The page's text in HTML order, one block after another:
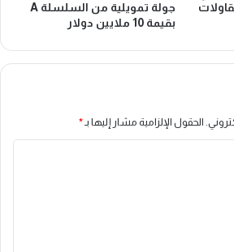
جولة تمويلية من السلسلة A
بقيمة 10 ملايين دولار
الحقول الإلزامية مشار إليها بـ*